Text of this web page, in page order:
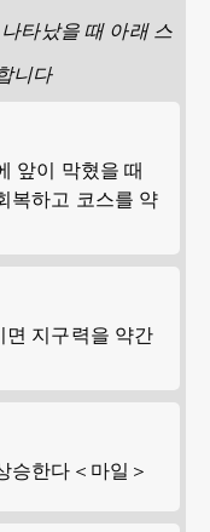
타났을 때 아래 스
니다
앞이 막혔을 때
복하고 코스를 약
지구력을 약간
승한다＜마일＞